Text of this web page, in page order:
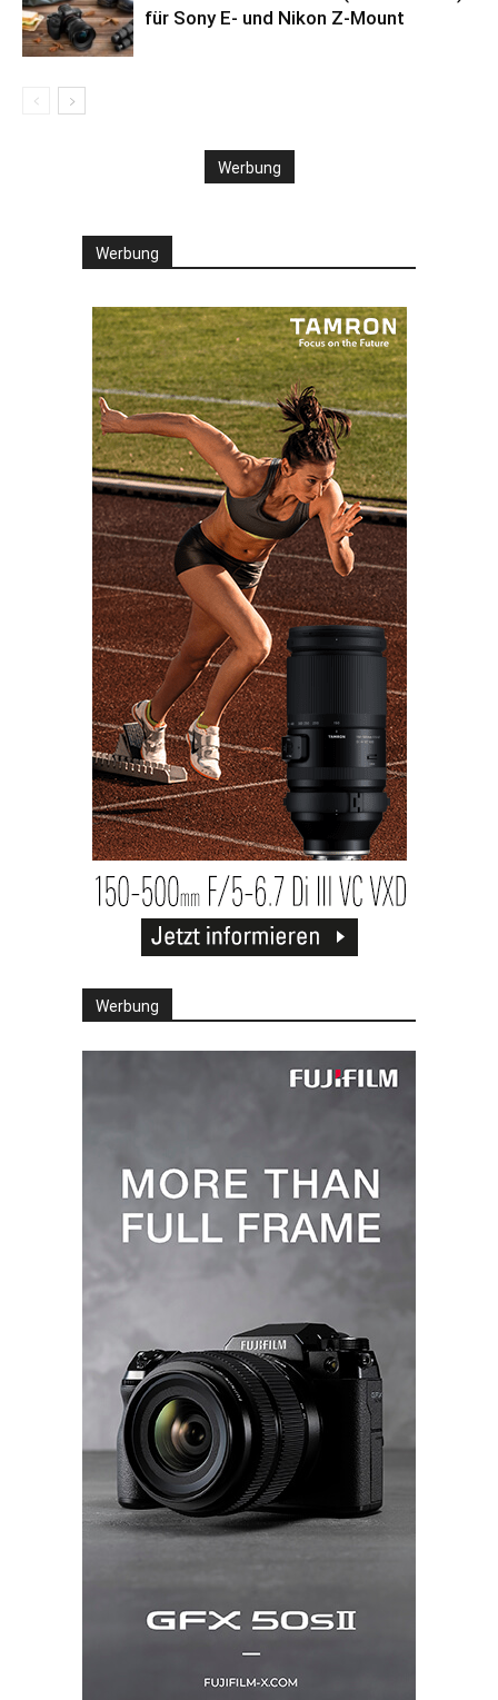
für Sony E- und Nikon Z-Mount
Werbung
Werbung
Werbung